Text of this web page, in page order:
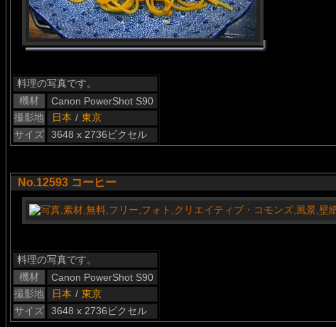
料理の写真です。
機材
Canon PowerShot S90
撮影地
日本 / 東京
サイズ
3648 x 2736ピクセル
No.12593 コーヒー
料理の写真です。
機材
Canon PowerShot S90
撮影地
日本 / 東京
サイズ
3648 x 2736ピクセル